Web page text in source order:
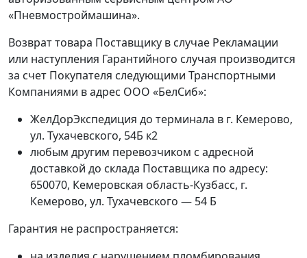
«Пневмостроймашина».
Возврат товара Поставщику в случае Рекламации
или наступления Гарантийного случая производится
за счет Покупателя следующими Транспортными
Компаниями в адрес ООО «БелСиб»:
ЖелДорЭкспедиция до терминала в г. Кемерово,
ул. Тухачевского, 54Б к2
любым другим перевозчиком с адресной
доставкой до склада Поставщика по адресу:
650070, Кемеровская область-Кузбасс, г.
Кемерово, ул. Тухачевского — 54 Б
Гарантия не распространяется: